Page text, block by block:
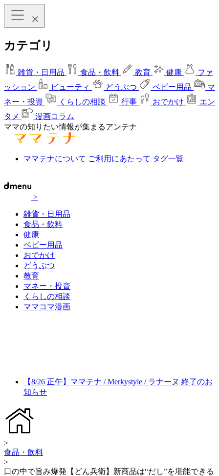
カテゴリ
雑貨・日用品 食品・飲料 教育 健康
ファ
ッション
ビューティ どうぶつ ベビー用品
マ
ネー・投資
くらしの相談 行事 おでかけ
エン
タメ
漫画コラム
ママの知りたい情報が集まるアンテナ
ママテナについて ご利用にあたって タグ一覧
>
雑貨・日用品
食品・飲料
健康
ベビー用品
おでかけ
どうぶつ
教育
マネー・投資
くらしの相談
ママコマ漫画
【8/26 正午】ママテナ / Merkystyle / ラナーヌ 終了のお
知らせ
>
食品・飲料
>
口の中で旨み爆発【どん兵衛】新商品は“だし”を堪能できる